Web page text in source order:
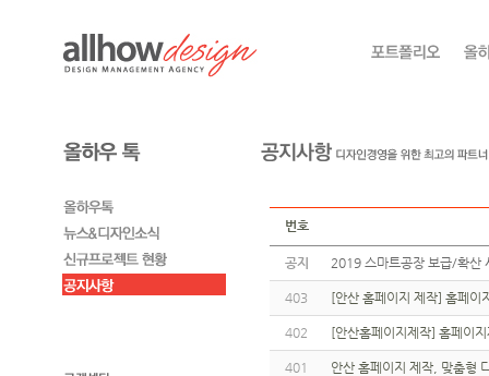
번호
공지 2019 스마트공장 보급/확
403 [안산 홈페이지 제작] 홈페이
402 [안산홈페이지제작] 홈페이
401 안산 홈페이지 제작, 맞춤형